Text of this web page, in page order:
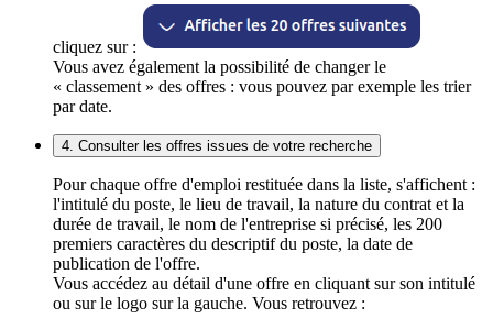
cliquez sur :
Vous avez également la possibilité de changer le
« classement » des offres : vous pouvez par exemple les trier
par date.
4. Consulter les offres issues de votre recherche
Pour chaque offre d'emploi restituée dans la liste, s'affichent :
l'intitulé du poste, le lieu de travail, la nature du contrat et la
durée de travail, le nom de l'entreprise si précisé, les 200
premiers caractères du descriptif du poste, la date de
publication de l'offre.
Vous accédez au détail d'une offre en cliquant sur son intitulé
ou sur le logo sur la gauche. Vous retrouvez :